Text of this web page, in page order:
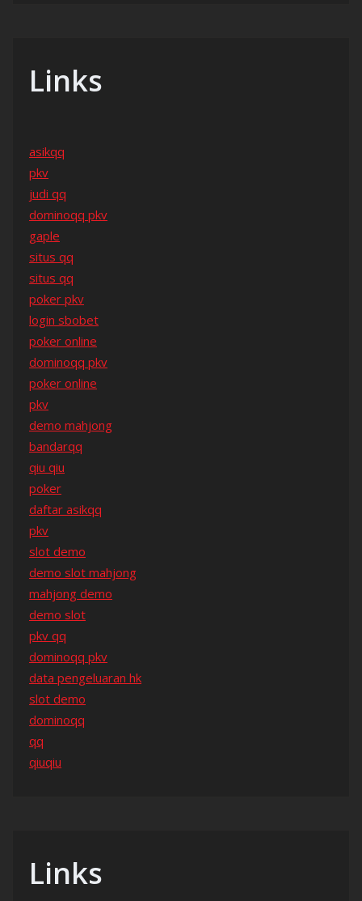
Links
asikqq
pkv
judi qq
dominoqq pkv
gaple
situs qq
situs qq
poker pkv
login sbobet
poker online
dominoqq pkv
poker online
pkv
demo mahjong
bandarqq
qiu qiu
poker
daftar asikqq
pkv
slot demo
demo slot mahjong
mahjong demo
demo slot
pkv qq
dominoqq pkv
data pengeluaran hk
slot demo
dominoqq
qq
qiuqiu
Links